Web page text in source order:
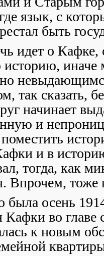
язык, с
быть
идет о Кафке,
историю, иначе
так сказать,
начинает
и
и в
тогда, как
Впрочем, тоже
была осень
Кафки во
к новым